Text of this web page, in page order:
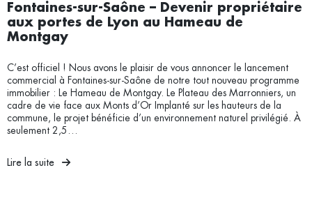
Fontaines-sur-Saône – Devenir propriétaire
aux portes de Lyon au Hameau de
Montgay
C’est officiel ! Nous avons le plaisir de vous annoncer le lancement
commercial à Fontaines-sur-Saône de notre tout nouveau programme
immobilier : Le Hameau de Montgay. Le Plateau des Marronniers, un
cadre de vie face aux Monts d’Or Implanté sur les hauteurs de la
commune, le projet bénéficie d’un environnement naturel privilégié. À
seulement 2,5…
Lire la suite